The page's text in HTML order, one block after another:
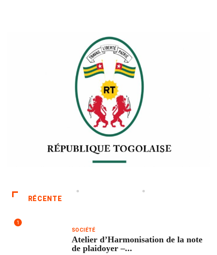
RÉCENTE
1
SOCIÉTÉ
Atelier d’Harmonisation de la note
de plaidoyer –...